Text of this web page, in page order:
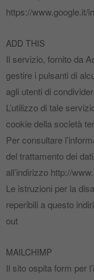
https://www.google.it/
ADD THIS
Il servizio, fornito da
gestire i pulsanti di
agli utenti di
L’utilizzo di tale
cookie della società
Per consultare
del trattamento dei
all’indirizzo http://
Le istruzioni per la
reperibili a questo
out
MAILCHIMP
Il sito ospita form per